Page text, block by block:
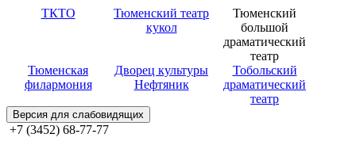
ТКТО
Тюменский театр
кукол
Тюменский
большой
драматический
театр
Тюменская
филармония
Дворец культуры
Нефтяник
Тобольский
драматический
театр
Версия для слабовидящих
+7 (3452) 68-77-77